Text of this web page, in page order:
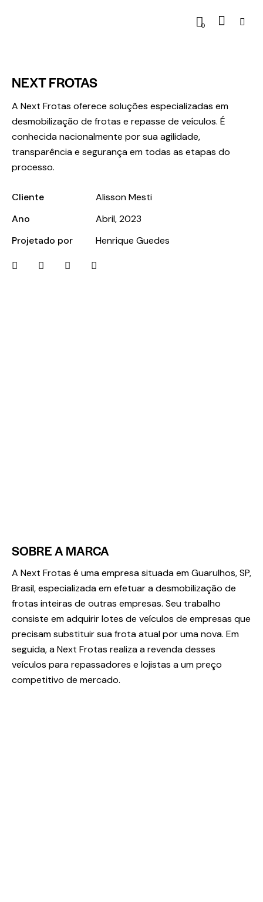
0
NEXT FROTAS
A Next Frotas oferece soluções especializadas em
desmobilização de frotas e repasse de veículos. É
conhecida nacionalmente por sua agilidade,
transparência e segurança em todas as etapas do
processo.
Cliente
Alisson Mesti
Ano
Abril, 2023
Projetado por
Henrique Guedes
SOBRE A MARCA
A Next Frotas é uma empresa situada em Guarulhos, SP,
Brasil, especializada em efetuar a desmobilização de
frotas inteiras de outras empresas. Seu trabalho
consiste em adquirir lotes de veículos de empresas que
precisam substituir sua frota atual por uma nova. Em
seguida, a Next Frotas realiza a revenda desses
veículos para repassadores e lojistas a um preço
competitivo de mercado.